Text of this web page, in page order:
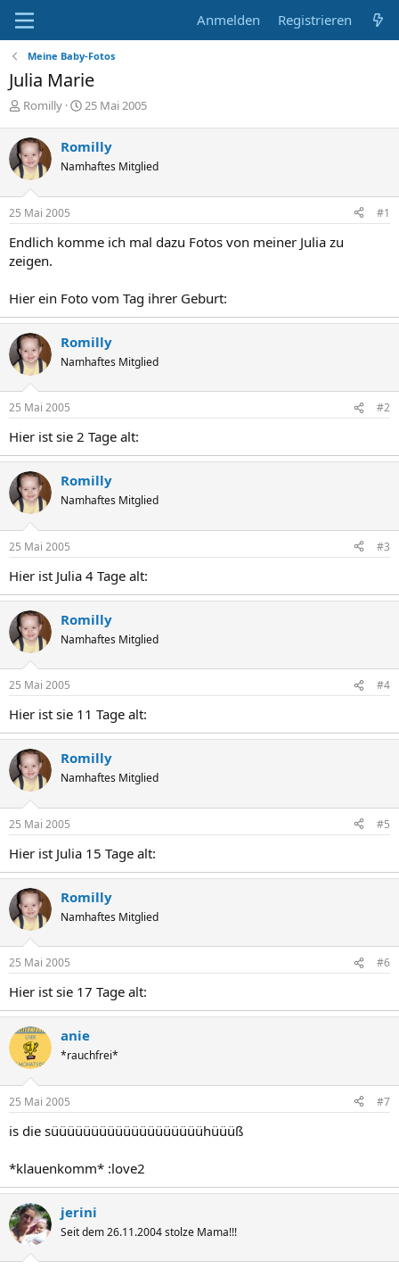
Anmelden Registrieren
Meine Baby-Fotos
Julia Marie
E
s
t
e
l
l
e
Romilly
E
t
e
l
m
25 Mai 2005
Romilly
Namhaftes Mitglied
25 Mai 2005 #1
Endlich komme ich mal dazu Fotos von meiner Julia zu
zeigen.
Hier ein Foto vom Tag ihrer Geburt:
Romilly
Namhaftes Mitglied
25 Mai 2005 #2
Hier ist sie 2 Tage alt:
Romilly
Namhaftes Mitglied
25 Mai 2005 #3
Hier ist Julia 4 Tage alt:
Romilly
Namhaftes Mitglied
25 Mai 2005 #4
Hier ist sie 11 Tage alt:
Romilly
Namhaftes Mitglied
25 Mai 2005 #5
Hier ist Julia 15 Tage alt:
Romilly
Namhaftes Mitglied
25 Mai 2005 #6
Hier ist sie 17 Tage alt:
anie
*rauchfrei*
25 Mai 2005 #7
is die süüüüüüüüüüüüüüüüüüühüüüß
*klauenkomm* :love2
jerini
Seit dem 26.11.2004 stolze Mama!!!